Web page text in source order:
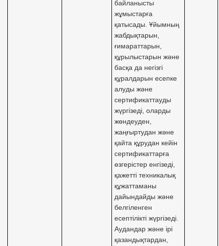
байланысты
жұмыстарға
қатысады. Ұйымның
жабдықтарын,
ғимараттарын,
құрылыстарын және
басқа да негізгі
құралдарын есепке
алуды және
сертификаттауды
жүргізеді, оларды
жөндеуден,
жаңғыртудан және
қайта құрудан кейін
сертификаттарға
өзгерістер енгізеді,
қажетті техникалық
құжаттаманы
дайындайды және
белгіленген
есептілікті жүргізеді.
Аудандар және ірі
қазандықтардан,